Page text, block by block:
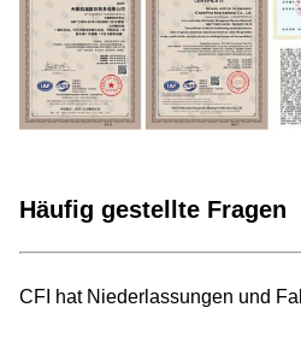
Häufig gestellte Fragen
CFI hat Niederlassungen und